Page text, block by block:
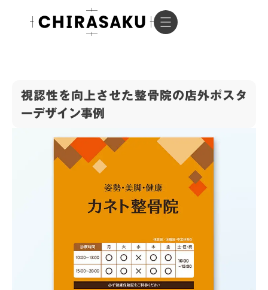
視認性を向上させた整骨院の店外ポスタ
ーデザイン事例